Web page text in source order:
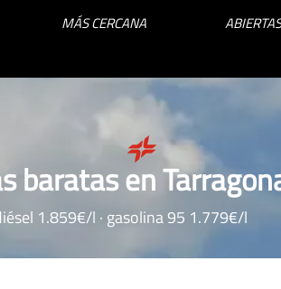
MÁS CERCANA
baratas en
1.859€/l · gasolina 95 1.779€/l